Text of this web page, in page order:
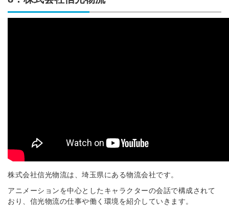
株式会社信光物流は、埼玉県にある物流会社です。
アニメーションを中心としたキャラクターの会話で構成されて
おり、信光物流の仕事や働く環境を紹介していきます。